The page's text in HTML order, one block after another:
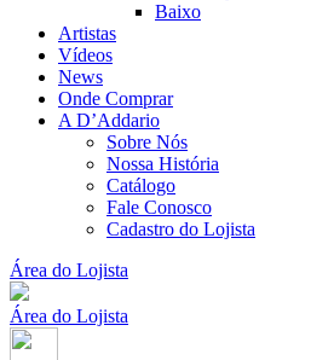
Baixo
Artistas
Vídeos
News
Onde Comprar
A D’Addario
Sobre Nós
Nossa História
Catálogo
Fale Conosco
Cadastro do Lojista
Área do Lojista
Área do Lojista